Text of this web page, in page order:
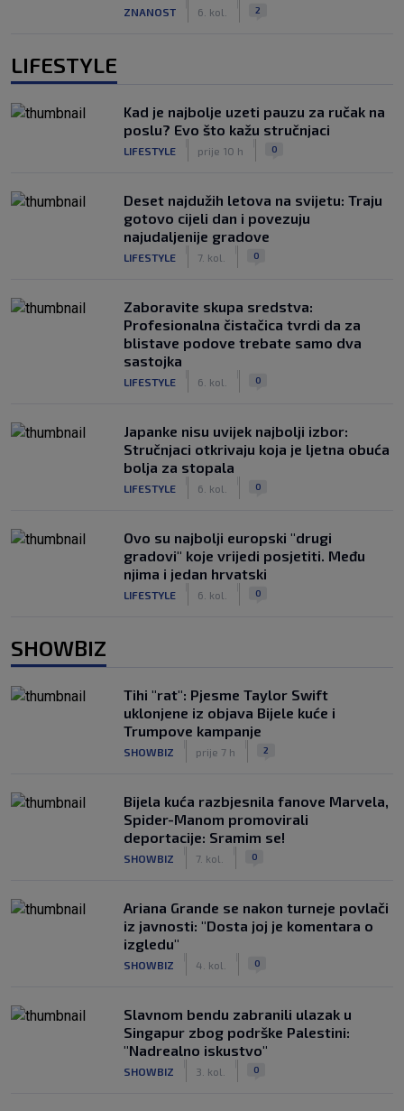
ZNANOST 6. kol. 2
LIFESTYLE
Kad je najbolje uzeti pauzu za ručak na
poslu? Evo što kažu stručnjaci
LIFESTYLE prije 10 h 0
Deset najdužih letova na svijetu: Traju
gotovo cijeli dan i povezuju
najudaljenije gradove
LIFESTYLE 7. kol. 0
Zaboravite skupa sredstva:
Profesionalna čistačica tvrdi da za
blistave podove trebate samo dva
sastojka
LIFESTYLE 6. kol. 0
Japanke nisu uvijek najbolji izbor:
Stručnjaci otkrivaju koja je ljetna obuća
bolja za stopala
LIFESTYLE 6. kol. 0
Ovo su najbolji europski "drugi
gradovi" koje vrijedi posjetiti. Među
njima i jedan hrvatski
LIFESTYLE 6. kol. 0
SHOWBIZ
Tihi "rat": Pjesme Taylor Swift
uklonjene iz objava Bijele kuće i
Trumpove kampanje
SHOWBIZ prije 7 h 2
Bijela kuća razbjesnila fanove Marvela,
Spider-Manom promovirali
deportacije: Sramim se!
SHOWBIZ 7. kol. 0
Ariana Grande se nakon turneje povlači
iz javnosti: "Dosta joj je komentara o
izgledu"
SHOWBIZ 4. kol. 0
Slavnom bendu zabranili ulazak u
Singapur zbog podrške Palestini:
"Nadrealno iskustvo"
SHOWBIZ 3. kol. 0